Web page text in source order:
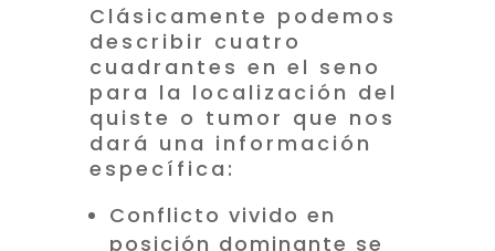
Clásicamente podemos
describir cuatro
cuadrantes en el seno
para la localización del
quiste o tumor que nos
dará una información
específica:
Conflicto vivido en
posición dominante se